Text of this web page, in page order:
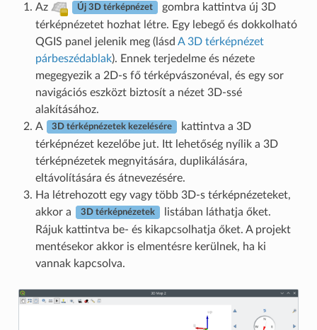
Az Új 3D térképnézet
gombra kattintva új 3D
térképnézetet hozhat létre. Egy lebegő és dokkolható
QGIS panel jelenik meg (lásd A 3D térképnézet
párbeszédablak). Ennek terjedelme és nézete
megegyezik a 2D-s fő térképvászonéval, és egy sor
navigációs eszközt biztosít a nézet 3D-ssé
alakításához.
A
3D térképnézetek kezelésére
kattintva a 3D
térképnézet kezelőbe jut. Itt lehetőség nyílik a 3D
térképnézetek megnyitására, duplikálására,
eltávolítására és átnevezésére.
Ha létrehozott egy vagy több 3D-s térképnézeteket,
akkor a
3D térképnézetek
listában láthatja őket.
Rájuk kattintva be- és kikapcsolhatja őket. A projekt
mentésekor akkor is elmentésre kerülnek, ha ki
vannak kapcsolva.